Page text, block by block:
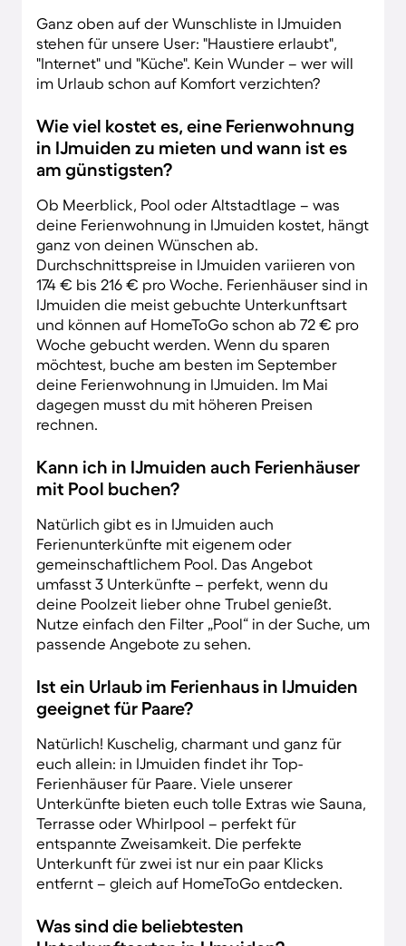
Ganz oben auf der Wunschliste in IJmuiden
stehen für unsere User: "Haustiere erlaubt",
"Internet" und "Küche". Kein Wunder – wer will
im Urlaub schon auf Komfort verzichten?
Wie viel kostet es, eine Ferienwohnung
in IJmuiden zu mieten und wann ist es
am günstigsten?
Ob Meerblick, Pool oder Altstadtlage – was
deine Ferienwohnung in IJmuiden kostet, hängt
ganz von deinen Wünschen ab.
Durchschnittspreise in IJmuiden variieren von
174 € bis 216 € pro Woche. Ferienhäuser sind in
IJmuiden die meist gebuchte Unterkunftsart
und können auf HomeToGo schon ab 72 € pro
Woche gebucht werden. Wenn du sparen
möchtest, buche am besten im September
deine Ferienwohnung in IJmuiden. Im Mai
dagegen musst du mit höheren Preisen
rechnen.
Kann ich in IJmuiden auch Ferienhäuser
mit Pool buchen?
Natürlich gibt es in IJmuiden auch
Ferienunterkünfte mit eigenem oder
gemeinschaftlichem Pool. Das Angebot
umfasst 3 Unterkünfte – perfekt, wenn du
deine Poolzeit lieber ohne Trubel genießt.
Nutze einfach den Filter „Pool“ in der Suche, um
passende Angebote zu sehen.
Ist ein Urlaub im Ferienhaus in IJmuiden
geeignet für Paare?
Natürlich! Kuschelig, charmant und ganz für
euch allein: in IJmuiden findet ihr Top-
Ferienhäuser für Paare. Viele unserer
Unterkünfte bieten euch tolle Extras wie Sauna,
Terrasse oder Whirlpool – perfekt für
entspannte Zweisamkeit. Die perfekte
Unterkunft für zwei ist nur ein paar Klicks
entfernt – gleich auf HomeToGo entdecken.
Was sind die beliebtesten